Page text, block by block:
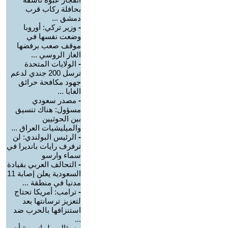
بحافلة ركاب قرب
دمشق ...
- وزير تركي: أوروبا
وضعت نفسها في
موقف صعب برفضها
الغاز الروسي ...
- الولايات المتحدة
ترسل 200 جندي لدعم
جهود مكافحة حرائق
الغابا ...
- مصدر سعودي
مسؤول: هناك تنسيق
بين الحوثيين
والميليشيات العراق ...
- الرئيس البولندي: لن
ترفرف رايات بانديرا في
سماء وارسو
- التحالف العربي بقيادة
السعودية يعلن إصابة 11
مدنيا في منطقة ...
- ترامب: أمريكا تحتاج
لتعزيز ترسانتها بعد
استنزافها بالحرب ضد
...